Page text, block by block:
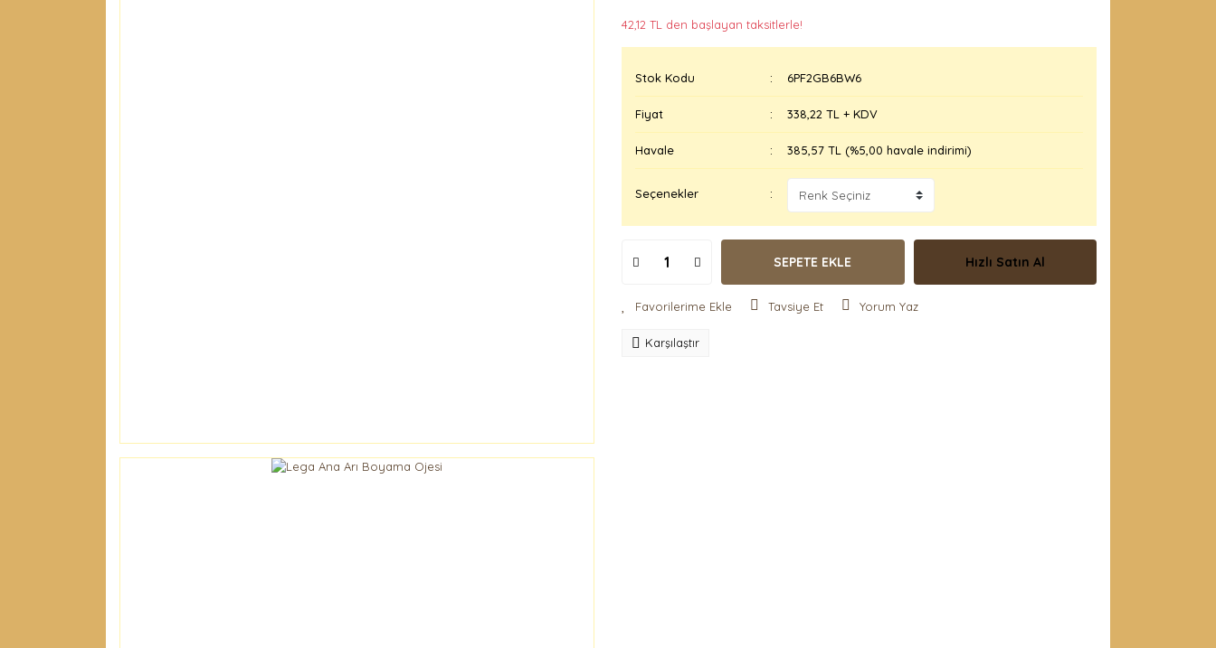
42,12 TL den başlayan taksitlerle!
Stok Kodu 6PF2GB6BW6
Fiyat 338,22 TL + KDV
Havale 385,57 TL (%5,00 havale indirimi)
Seçenekler
SEPETE EKLE Hızlı Satın Al
Tavsiye Et Yorum Yaz
Karşılaştır